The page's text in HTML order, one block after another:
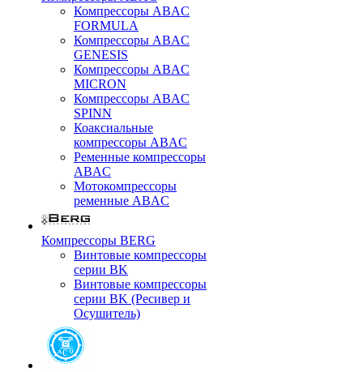
Компрессоры ABAC
FORMULA
Компрессоры ABAC
GENESIS
Компрессоры ABAC
MICRON
Компрессоры ABAC
SPINN
Коаксиальные
компрессоры ABAC
Ременные компрессоры
ABAC
Мотокомпрессоры
ременные ABAC
Компрессоры BERG
Винтовые компрессоры
серии BK
Винтовые компрессоры
серии BK (Ресивер и
Осушитель)